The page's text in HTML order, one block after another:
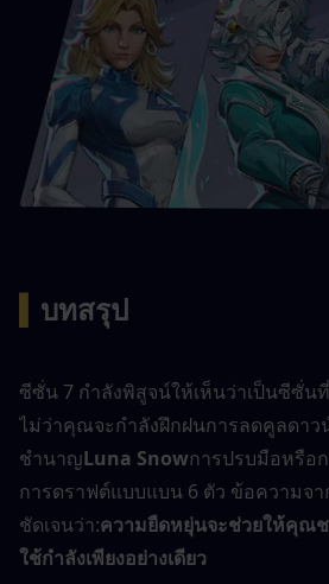
บทสรุป
ซีซั่น 7 กำลังพิสูจน์ให้เห็นว่าเป็นซีซั่น
ไม่ว่าคุณจะกำลังฝึกฝนการลดคูลดาว
ชำนาญLuna Snowการปรบมือหรือ
การดราฟต์แบบแบน 6 ตัว ข้อความจา
ชัดเจนว่า:ความยืดหยุ่นจะช่วยให้คุณ
ใช้กำลังเพียงอย่างเดียว